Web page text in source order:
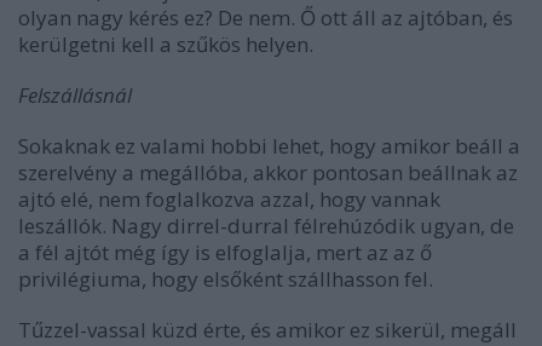
olyan nagy kérés ez? De nem. Ő ott áll az ajtóban, és
kerülgetni kell a szűkös helyen.
Felszállásnál
Sokaknak ez valami hobbi lehet, hogy amikor beáll a
szerelvény a megállóba, akkor pontosan beállnak az
ajtó elé, nem foglalkozva azzal, hogy vannak
leszállók. Nagy dirrel-durral félrehúzódik ugyan, de
a fél ajtót még így is elfoglalja, mert az az ő
privilégiuma, hogy elsőként szállhasson fel.
Tűzzel-vassal küzd érte, és amikor ez sikerül, megáll